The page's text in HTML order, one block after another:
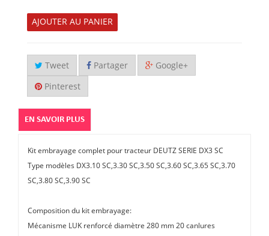
AJOUTER AU PANIER
Tweet Partager Google+
Pinterest
EN SAVOIR PLUS
Kit embrayage complet pour tracteur DEUTZ SERIE DX3 SC
Type modèles DX3.10 SC,3.30 SC,3.50 SC,3.60 SC,3.65 SC,3.70
SC,3.80 SC,3.90 SC
Composition du kit embrayage:
Mécanisme LUK renforcé diamètre 280 mm 20 canlures